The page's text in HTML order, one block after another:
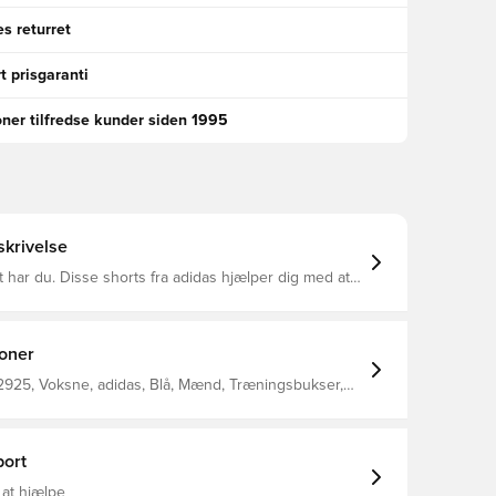
returret
prisgaranti
tilfredse kunder siden 1995
har du. Disse shorts fra adidas hjælper dig med at
99 cm and the waist 76 cm. Løs pasform Elastisk
Dobbeltstrik af 54 % bomuld / 46 %
Voksne, adidas, Blå, Mænd, Træningsbukser,
at hjælpe